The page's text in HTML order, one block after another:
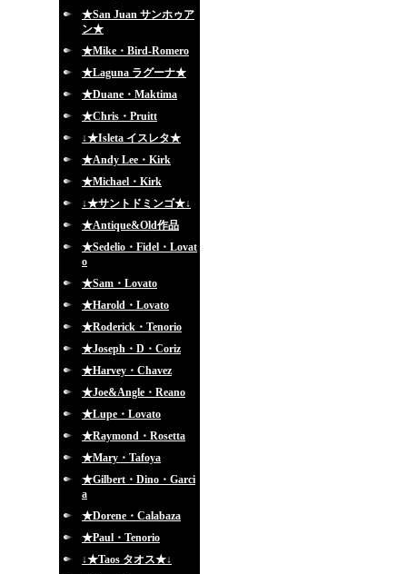
★San Juan サンホゥア
ン★
★Mike・Bird-Romero
★Laguna ラグーナ★
★Duane・Maktima
★Chris・Pruitt
↓★Isleta イスレタ★
★Andy Lee・Kirk
★Michael・Kirk
↓★サントドミンゴ★↓
★Antique&Old作品
★Sedelio・Fidel・Lovat
o
★Sam・Lovato
★Harold・Lovato
★Roderick・Tenorio
★Joseph・D・Coriz
★Harvey・Chavez
★Joe&Angle・Reano
★Lupe・Lovato
★Raymond・Rosetta
★Mary・Tafoya
★Gilbert・Dino・Garci
a
★Dorene・Calabaza
★Paul・Tenorio
↓★Taos タオス★↓